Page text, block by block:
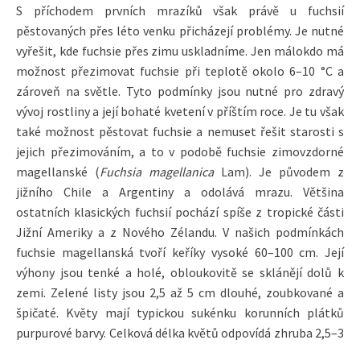
S příchodem prvních mrazíků však právě u fuchsií
pěstovaných přes léto venku přicházejí problémy. Je nutné
vyřešit, kde fuchsie přes zimu uskladníme. Jen málokdo má
možnost přezimovat fuchsie při teplotě okolo 6–10 °C a
zároveň na světle. Tyto podmínky jsou nutné pro zdravý
vývoj rostliny a její bohaté kvetení v příštím roce. Je tu však
také možnost pěstovat fuchsie a nemuset řešit starosti s
jejich přezimováním, a to v podobě fuchsie zimovzdorné
magellanské (Fuchsia magellanicaLam). Je původem z
jižního Chile a Argentiny a odolává mrazu. Většina
ostatních klasických fuchsií pochází spíše z tropické části
Jižní Ameriky a z Nového Zélandu. V našich podmínkách
fuchsie magellanská tvoří keříky vysoké 60–100 cm. Její
výhony jsou tenké a holé, obloukovitě se sklánějí dolů k
zemi. Zelené listy jsou 2,5 až 5 cm dlouhé, zoubkované a
špičaté. Květy mají typickou sukénku korunních plátků
purpurové barvy. Celková délka květů odpovídá zhruba 2,5–3